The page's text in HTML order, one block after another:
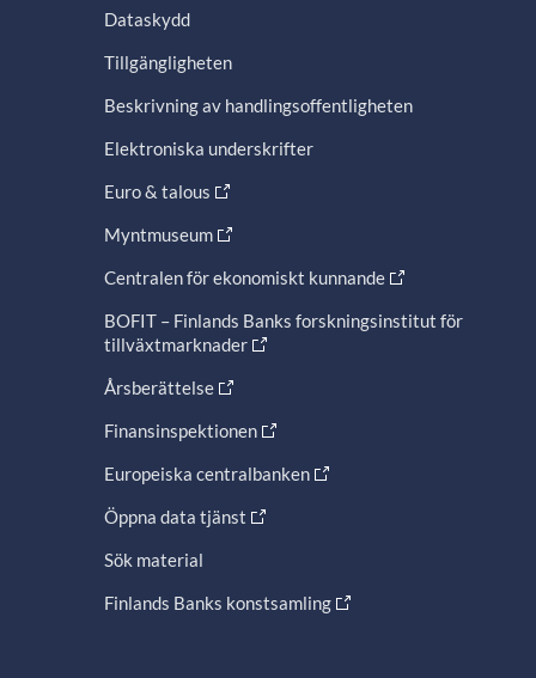
Dataskydd
Tillgängligheten
Beskrivning av handlingsoffentligheten
Elektroniska underskrifter
Euro & talous
Myntmuseum
Centralen för ekonomiskt kunnande
BOFIT – Finlands Banks forskningsinstitut för
tillväxtmarknader
Årsberättelse
Finansinspektionen
Europeiska centralbanken
Öppna data tjänst
Sök material
Finlands Banks konstsamling